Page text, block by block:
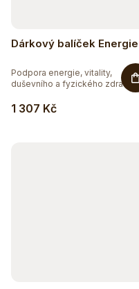
Dárkový balíček Energie
1 307 Kč
Podpora energie, vitality,
duševního a fyzického zdraví....